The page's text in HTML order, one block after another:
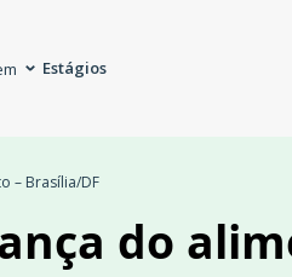
Estágios
– Brasília/DF
do